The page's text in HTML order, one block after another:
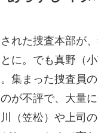
れた捜査本部が
に。でも真野（
集まった捜査員
が不評で、大量
（笠松）や上司